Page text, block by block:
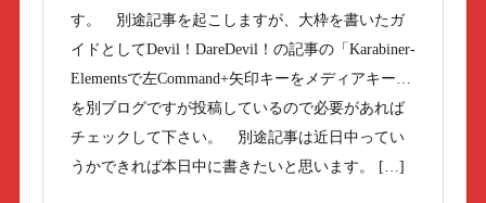
す。 別途記事を起こしますが、大枠を書いたガ
イドとしてDevil！DareDevil！の記事の「Karabiner-
Elementsで左Command+矢印キーをメディアキー…
を別ブログですが投稿しているので必要があれば
チェックして下さい。 別途記事は近日中ってい
うかできれば本日中に書きたいと思います。 […]